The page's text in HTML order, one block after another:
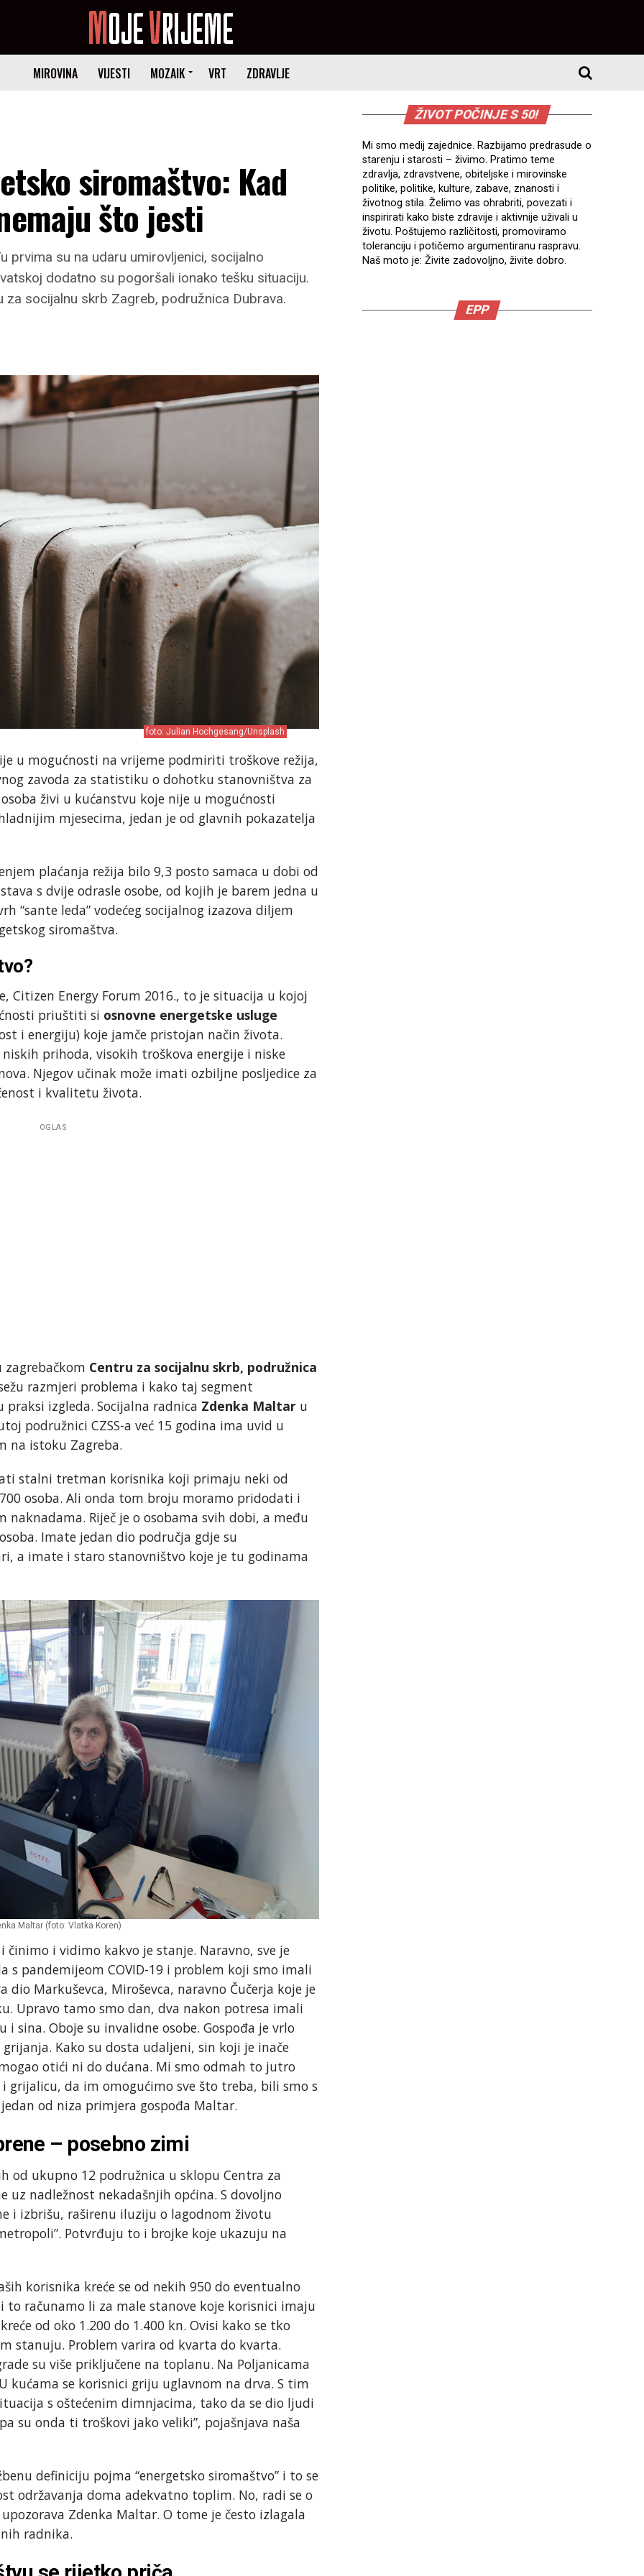
MIROVINA VIJESTI MOZAIK VRT ZDRAVLJE
siromaštvo: Kad
što jesti
prvima su na udaru umirovljenici, socijalno
dodatno su pogoršali ionako tešku situaciju.
socijalnu skrb Zagreb, podružnica Dubrava.
foto: Julian Hochgesang/Unsplash
u mogućnosti na vrijeme podmiriti troškove režija,
zavoda za statistiku o dohotku stanovništva za
živi u kućanstvu koje nije u mogućnosti
mjesecima, jedan je od glavnih pokazatelja
plaćanja režija bilo 9,3 posto samaca u dobi od
s dvije odrasle osobe, od kojih je barem jedna u
“sante leda” vodećeg socijalnog izazova diljem
siromaštva.
Citizen Energy Forum 2016., to je situacija u kojoj
priuštiti si osnovne energetske usluge
i energiju) koje jamče pristojan način života.
prihoda, visokih troškova energije i niske
Njegov učinak može imati ozbiljne posljedice za
i kvalitetu života.
OGLAS
Centru za socijalnu skrb, podružnica
razmjeri problema i kako taj segment
izgleda. Socijalna radnica Zdenka Maltar u
podružnici CZSS-a već 15 godina ima uvid u
na istoku Zagreba.
stalni tretman korisnika koji primaju neki od
osoba. Ali onda tom broju moramo pridodati i
naknadama. Riječ je o osobama svih dobi, a među
Imate jedan dio područja gdje su
a imate i staro stanovništvo koje je tu godinama
Maltar (foto: Vlatka Koren)
i vidimo kakvo je stanje. Naravno, sve je
s pandemijeom COVID-19 i problem koji smo imali
dio Markuševca, Miroševca, naravno Čučerja koje je
Upravo tamo smo dan, dva nakon potresa imali
sina. Oboje su invalidne osobe. Gospođa je vrlo
Kako su dosta udaljeni, sin koji je inače
otići ni do dućana. Mi smo odmah to jutro
da im omogućimo sve što treba, bili smo s
od niza primjera gospođa Maltar.
– posebno zimi
od ukupno 12 podružnica u sklopu Centra za
uz nadležnost nekadašnjih općina. S dovoljno
i izbrišu, raširenu iluziju o lagodnom životu
Potvrđuju to i brojke koje ukazuju na
korisnika kreće se od nekih 950 do eventualno
to računamo li za male stanove koje korisnici imaju
od oko 1.200 do 1.400 kn. Ovisi kako se tko
stanuju. Problem varira od kvarta do kvarta.
su više priključene na toplanu. Na Poljanicama
kućama se korisnici griju uglavnom na drva. S tim
s oštećenim dimnjacima, tako da se dio ljudi
su onda ti troškovi jako veliki”, pojašnjava naša
definiciju pojma “energetsko siromaštvo” i to se
održavanja doma adekvatno toplim. No, radi se o
Zdenka Maltar. O tome je često izlagala
radnika.
ŽIVOT POČINJE S 50!
Mi smo medij zajednice. Razbijamo predrasude o
starenju i starosti – živimo. Pratimo teme
zdravlja, zdravstvene, obiteljske i mirovinske
politike, politike, kulture, zabave, znanosti i
životnog stila. Želimo vas ohrabriti, povezati i
inspirirati kako biste zdravije i aktivnije uživali u
životu. Poštujemo različitosti, promoviramo
toleranciju i potičemo argumentiranu raspravu.
Naš moto je: Živite zadovoljno, živite dobro.
EPP